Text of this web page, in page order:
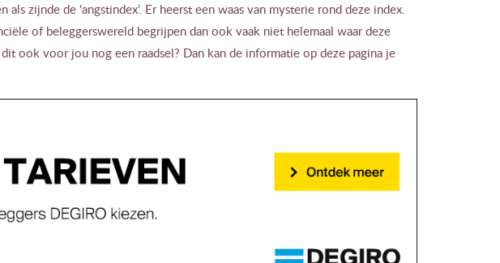
zijnde de ‘angstindex’. Er heerst een waas van mysterie rond deze index.
of beleggerswereld begrijpen dan ook vaak niet helemaal waar deze
ook voor jou nog een raadsel? Dan kan de informatie op deze pagina je